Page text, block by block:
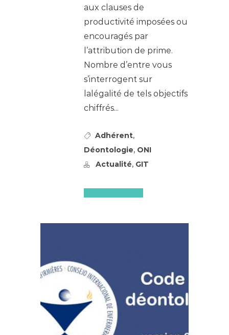
aux clauses de
productivité imposées ou
encouragés par
l’attribution de prime.
Nombre d’entre vous
s’interrogent sur
lalégalité de tels objectifs
chiffrés...
Adhérent,
Déontologie, ONI
Actualité, GIT